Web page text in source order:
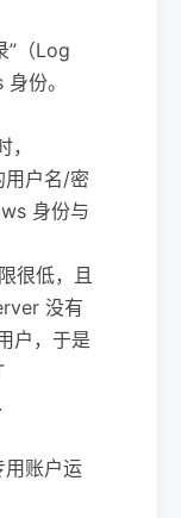
”（Log
份。
户名/密
身份与
很低，且
没有
户，于是
账户运